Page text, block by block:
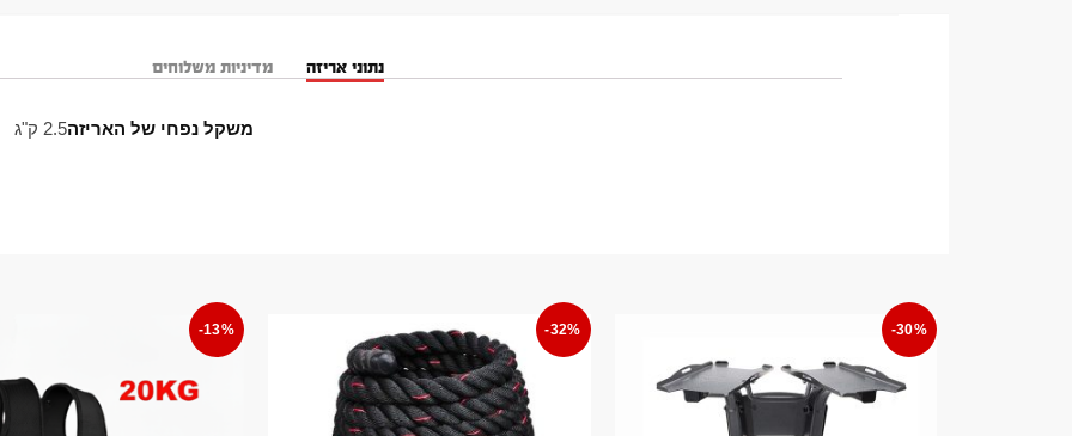
נתוני אריזה מדיניות משלוחים
משקל נפחי של האריזה2.5 ק"ג
-30%
-32%
-13%